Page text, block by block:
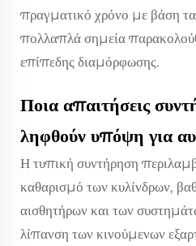
πραγματικό χρόνο με βάση
πολλαπλά σημεία
επίπεδης διαμόρφωσης.
Ποια απαιτήσεις
ληφθούν υπόψη για
Η τυπική συντήρηση
καθαρισμό των κυλίνδρων,
αισθητήρων και των
λίπανση των κινούμενων